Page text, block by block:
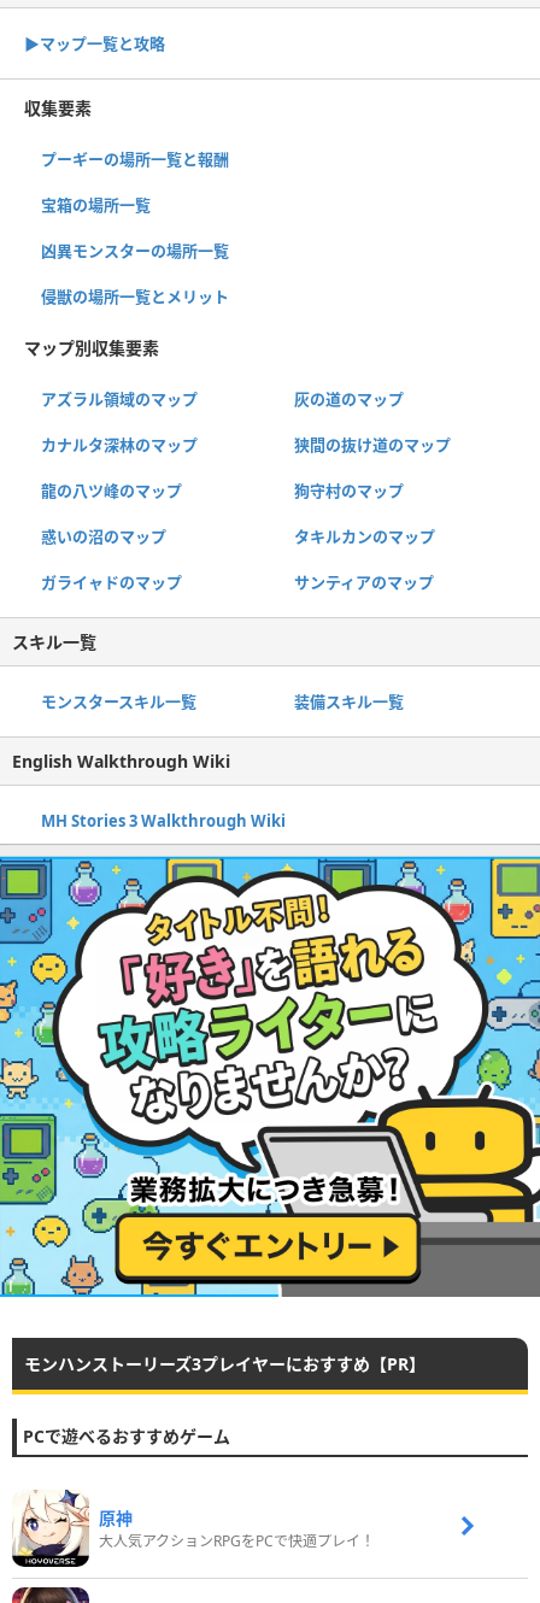
▶︎マップ一覧と攻略
収集要素
プーギーの場所一覧と報酬
宝箱の場所一覧
凶異モンスターの場所一覧
侵獣の場所一覧とメリット
マップ別収集要素
アズラル領域のマップ 灰の道のマップ
カナルタ深林のマップ 狭間の抜け道のマップ
龍の八ツ峰のマップ 狗守村のマップ
惑いの沼のマップ タキルカンのマップ
ガライャドのマップ サンティアのマップ
スキル一覧
モンスタースキル一覧 装備スキル一覧
English Walkthrough Wiki
MH Stories 3 Walkthrough Wiki
モンハンストーリーズ3プレイヤーにおすすめ【PR】
PCで遊べるおすすめゲーム
原神
大人気アクションRPGをPCで快適プレイ！